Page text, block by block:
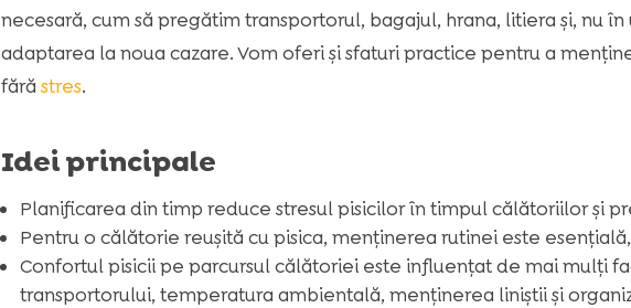
necesară, cum să pregătim transportorul, bagajul, hrana, litiera și, nu
adaptarea la noua cazare. Vom oferi și sfaturi practice pentru a
fără stres.
Idei principale
Planificarea din timp reduce stresul pisicilor în timpul călătoriilor și
Pentru o călătorie reușită cu pisica, menținerea rutinei este
Confortul pisicii pe parcursul călătoriei este influențat de mai mulți
transportorului, temperatura ambientală, menținerea liniștii și